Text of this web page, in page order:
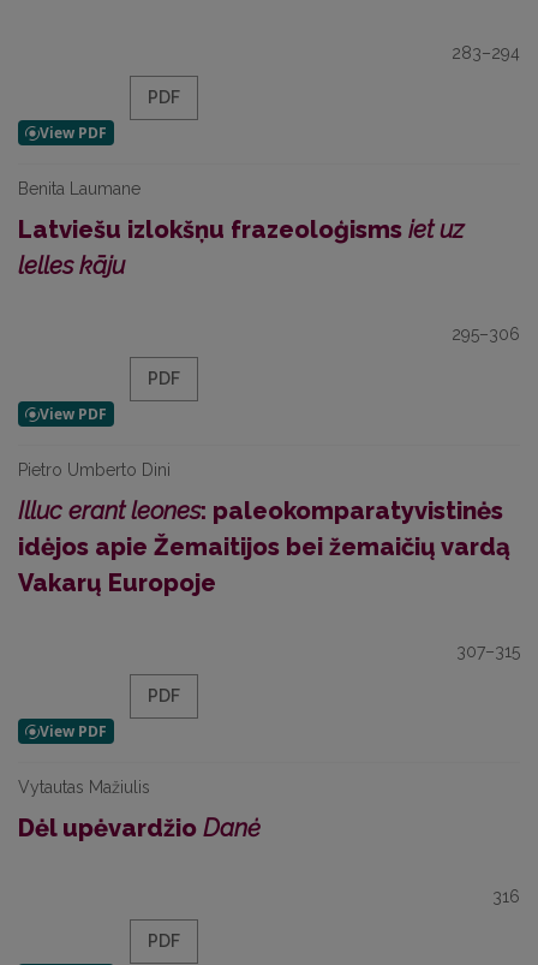
283–294
PDF
Benita Laumane
Latviešu izlokšņu frazeoloģisms iet uz
lelles kāju
295–306
PDF
Pietro Umberto Dini
Illuc erant leones: paleokomparatyvistinės
idėjos apie Žemaitijos bei žemaičių vardą
Vakarų Europoje
307–315
PDF
Vytautas Mažiulis
Dėl upėvardžio Danė
316
PDF